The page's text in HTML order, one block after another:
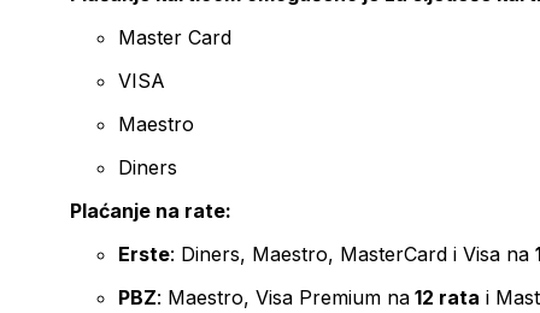
Master Card
VISA
Maestro
Diners
Plaćanje na rate:
Erste: Diners, Maestro, MasterCard i Visa na
PBZ: Maestro, Visa Premium na 12 rata i